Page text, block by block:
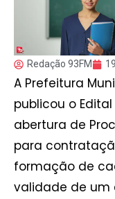
Redação 93FM
A Prefeitura
publicou o
abertura de
para
formação de
validade de um